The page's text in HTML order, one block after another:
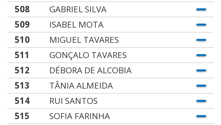
508
GABRIEL SILVA
509
ISABEL MOTA
510
MIGUEL TAVARES
511
GONÇALO TAVARES
512
DÉBORA DE ALCOBIA
513
TÂNIA ALMEIDA
514
RUI SANTOS
515
SOFIA FARINHA